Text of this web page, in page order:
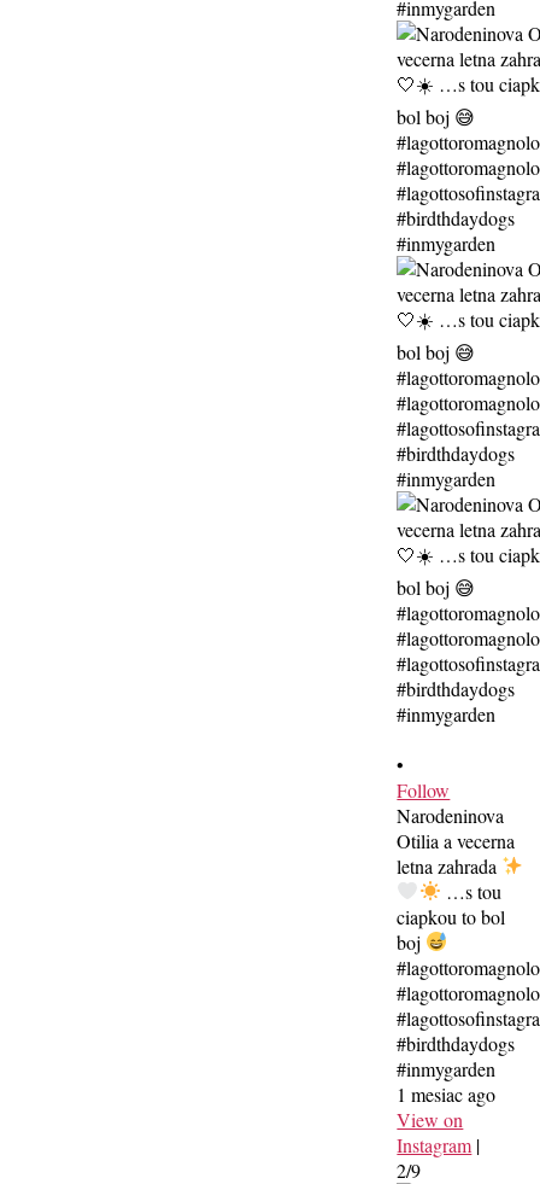
•
Follow
Narodeninova
Otilia a vecerna
letna zahrada
…s tou
ciapkou to bol
boj
#birdthdaydogs
#inmygarden
1 mesiac ago
View on
Instagram |
2/9